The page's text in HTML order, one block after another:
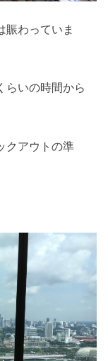
賑わっていま
らいの時間から
クアウトの準